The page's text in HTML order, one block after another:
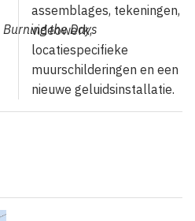
Burning the Days
assemblages, tekeningen,
videowerk,
locatiespecifieke
muurschilderingen en een
nieuwe geluidsinstallatie.